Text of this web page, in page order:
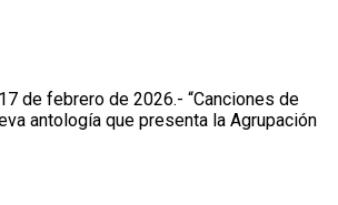
de febrero de 2026.- “Canciones de
antología que presenta la Agrupación